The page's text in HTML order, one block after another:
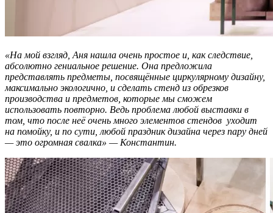
«На мой взгляд, Аня нашла очень простое и, как следствие,
абсолютно гениальное решение. Она предложила
представлять предметы, посвящённые циркулярному дизайну,
максимально экологично, и сделать стенд из обрезков
производства и предметов, которые мы сможем
использовать повторно. Ведь проблема любой выставки в
том, что после неё очень много элементов стендов уходит
на помойку, и по сути, любой праздник дизайна через пару дней
— это огромная свалка» — Константин.